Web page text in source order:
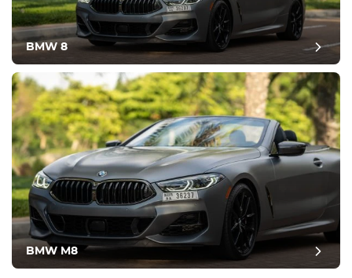
BMW 8
BMW M8